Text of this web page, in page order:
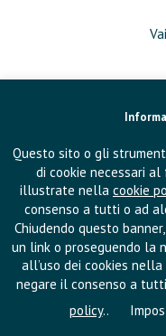
Questo sito o gli
di cookie necessari
illustrate nella cookie
consenso a tutti o ad
Chiudendo questo
un link o proseguendo la
all’uso dei cookies
negare il consenso a
policy..